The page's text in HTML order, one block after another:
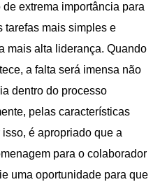
extrema importância para
tarefas mais simples e
mais alta liderança. Quando
a falta será imensa não
dentro do processo
pelas características
é apropriado que a
para o colaborador
uma oportunidade para que